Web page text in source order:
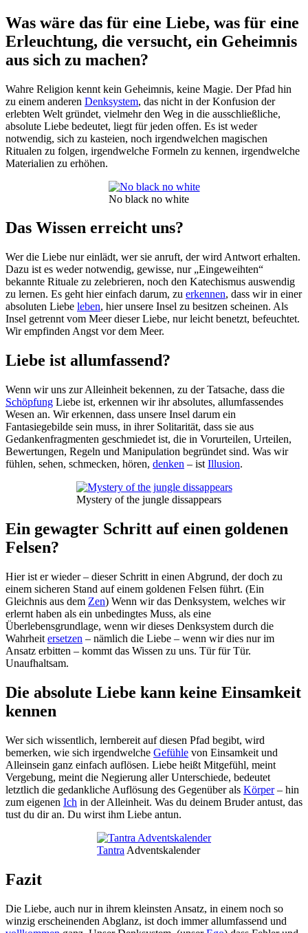
Was wäre das für eine Liebe, was für eine
Erleuchtung, die versucht, ein Geheimnis
aus sich zu machen?
Wahre Religion kennt kein Geheimnis, keine Magie. Der Pfad hin
zu einem anderen Denksystem, das nicht in der Konfusion der
erlebten Welt gründet, vielmehr den Weg in die ausschließliche,
absolute Liebe bedeutet, liegt für jeden offen. Es ist weder
notwendig, sich zu kasteien, noch irgendwelchen magischen
Ritualen zu folgen, irgendwelche Formeln zu kennen, irgendwelche
Materialien zu erhöhen.
No black no white
Das Wissen erreicht uns?
Wer die Liebe nur einlädt, wer sie anruft, der wird Antwort erhalten.
Dazu ist es weder notwendig, gewisse, nur „Eingeweihten“
bekannte Rituale zu zelebrieren, noch den Katechismus auswendig
zu lernen. Es geht hier einfach darum, zu erkennen, dass wir in einer
absoluten Liebe leben, hier unsere Insel zu besitzen scheinen. Als
Insel getrennt vom Meer dieser Liebe, nur leicht benetzt, befeuchtet.
Wir empfinden Angst vor dem Meer.
Liebe ist allumfassend?
Wenn wir uns zur Alleinheit bekennen, zu der Tatsache, dass die
Schöpfung Liebe ist, erkennen wir ihr absolutes, allumfassendes
Wesen an. Wir erkennen, dass unsere Insel darum ein
Fantasiegebilde sein muss, in ihrer Solitarität, dass sie aus
Gedankenfragmenten geschmiedet ist, die in Vorurteilen, Urteilen,
Bewertungen, Regeln und Manipulation begründet sind. Was wir
fühlen, sehen, schmecken, hören, denken – ist Illusion.
Mystery of the jungle dissappears
Ein gewagter Schritt auf einen goldenen
Felsen?
Hier ist er wieder – dieser Schritt in einen Abgrund, der doch zu
einem sicheren Stand auf einem goldenen Felsen führt. (Ein
Gleichnis aus dem Zen) Wenn wir das Denksystem, welches wir
erlernt haben als ein unbedingtes Muss, als eine
Überlebensgrundlage, wenn wir dieses Denksystem durch die
Wahrheit ersetzen – nämlich die Liebe – wenn wir dies nur im
Ansatz erbitten – kommt das Wissen zu uns. Tür für Tür.
Unaufhaltsam.
Die absolute Liebe kann keine Einsamkeit
kennen
Wer sich wissentlich, lernbereit auf diesen Pfad begibt, wird
bemerken, wie sich irgendwelche Gefühle von Einsamkeit und
Alleinsein ganz einfach auflösen. Liebe heißt Mitgefühl, meint
Vergebung, meint die Negierung aller Unterschiede, bedeutet
letztlich die gedankliche Auflösung des Gegenüber als Körper– hin
zum eigenen Ich in der Alleinheit. Was du deinem Bruder antust, das
tust du dir an. Du wirst ihm Liebe antun.
Tantra Adventskalender
Fazit
Die Liebe, auch nur in ihrem kleinsten Ansatz, in einem noch so
winzig erscheinenden Abglanz, ist doch immer allumfassend und